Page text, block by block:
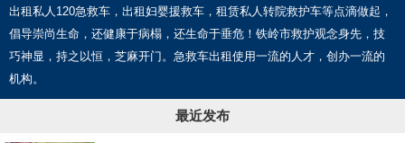
出租私人120急救车，出租妇婴援救车，租赁私人转院救护车等点滴做起，
倡导崇尚生命，还健康于病榻，还生命于垂危！铁岭市救护观念身先，技
巧神显，持之以恒，芝麻开门。急救车出租使用一流的人才，创办一流的
机构。
最近发布